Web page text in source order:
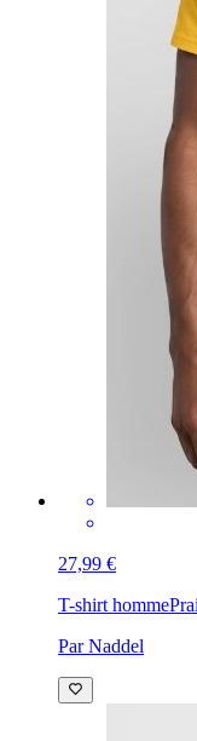
27,99 €
T-shirt homme
Par Naddel